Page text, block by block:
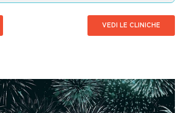
VEDI LE CLINICHE